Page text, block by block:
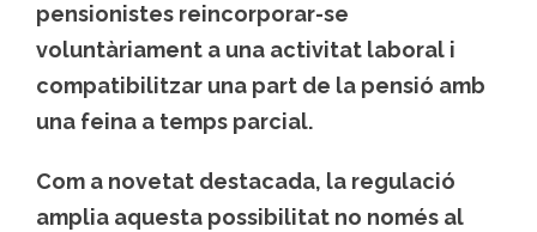
pensionistes reincorporar-se
voluntàriament a una activitat laboral i
compatibilitzar una part de la pensió amb
una feina a temps parcial.
Com a novetat destacada, la regulació
amplia aquesta possibilitat no només al